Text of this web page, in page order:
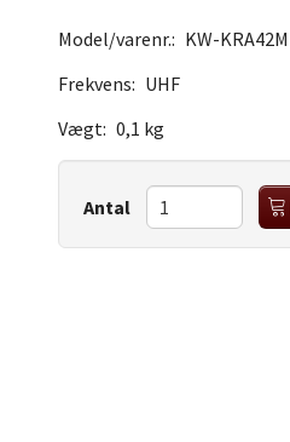
Model/varenr.: KW-KRA42M
Frekvens: UHF
Vægt: 0,1 kg
Antal